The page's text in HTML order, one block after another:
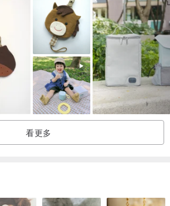
用洗衣精手洗後用布壓乾，然後置於通風處
水以及烘乾。清洗後若有皺摺，可熨燙平
免，若有疑慮請事先留言溝通
釦)在製作前，所有的布都已先下水做預
看更多